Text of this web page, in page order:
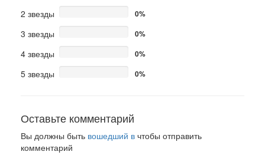
2 звезды 0%
3 звезды 0%
4 звезды 0%
5 звезды 0%
Оставьте комментарий
Вы должны быть вошедший в чтобы отправить
комментарий